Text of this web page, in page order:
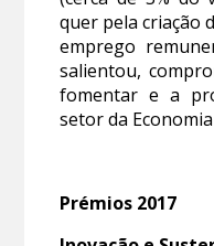
quer pela criação
emprego
salientou,
fomentar e a
setor da Economia
Prémios 2017